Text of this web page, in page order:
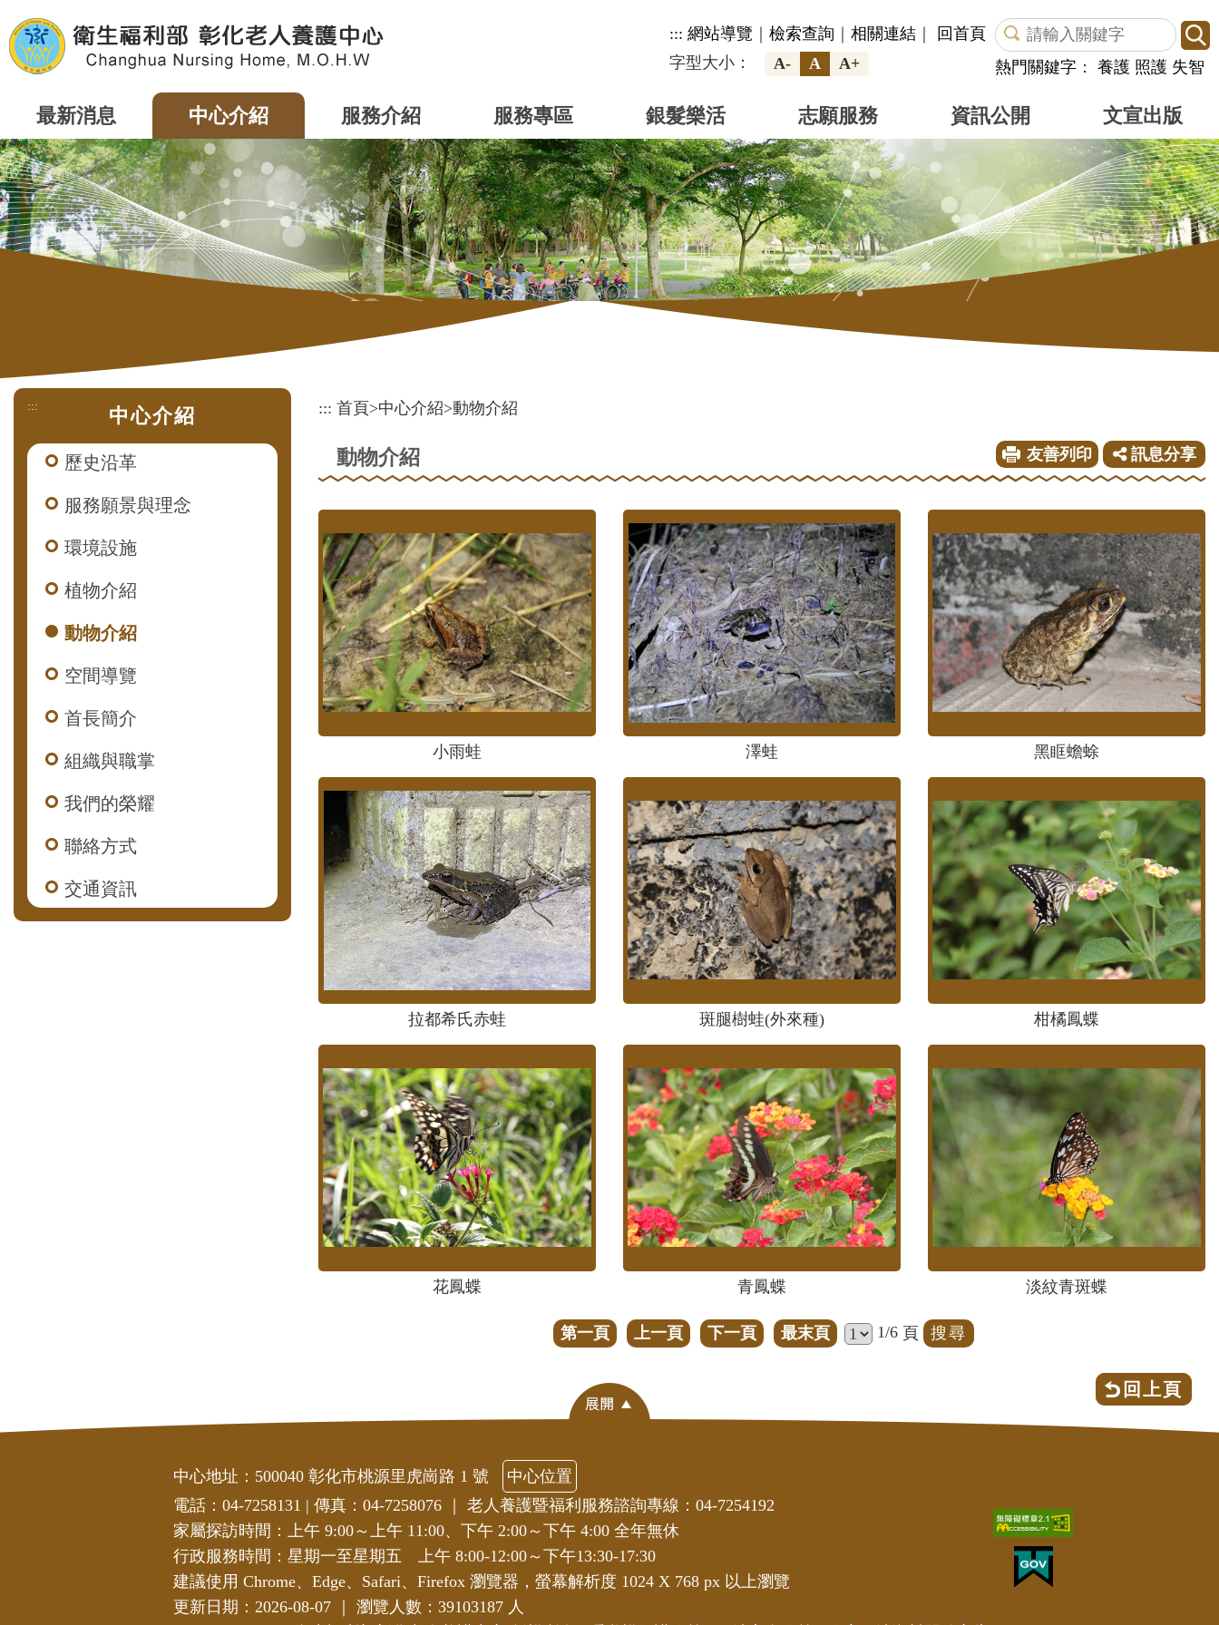
到
主
塊
::: 網站導覽 ｜ 檢索查詢 ｜ 相關連結 ｜
回首頁
熱門關鍵字 ： 養護 照護 失智
字型大小： A- A A+
最新消息 中心介紹 服務介紹 服務專區 銀髮樂活 志願服務 資訊公開 文宣出版
::: 中心介紹
歷史沿革
服務願景與理念
環境設施
植物介紹
動物介紹
空間導覽
首長簡介
組織與職掌
我們的榮耀
聯絡方式
交通資訊
::: 首頁>中心介紹>動物介紹
動物介紹 友善列印 訊息分享
小雨蛙 澤蛙 黑眶蟾蜍
拉都希氏赤蛙 斑腿樹蛙(外來種) 柑橘鳳蝶
花鳳蝶 青鳳蝶 淡紋青斑蝶
第一頁 上一頁 下一頁 最末頁 1/6 頁
回上頁
中心地址：500040 彰化市桃源里虎崗路 1 號
中心位置
電話：04-7258131 | 傳真：04-7258076
老人養護暨福利服務諮詢專線：04-7254192
家屬探訪時間：上午 9:00～上午 11:00、下午 2:00～下午 4:00 全年無休
行政服務時間：星期一至星期五 上午 8:00-12:00～下午13:30-17:30
建議使用 Chrome、Edge、Safari、Firefox 瀏覽器，螢幕解析度 1024 X 768 px 以上瀏覽
更新日期：2026-08-07
瀏覽人數：39103187 人